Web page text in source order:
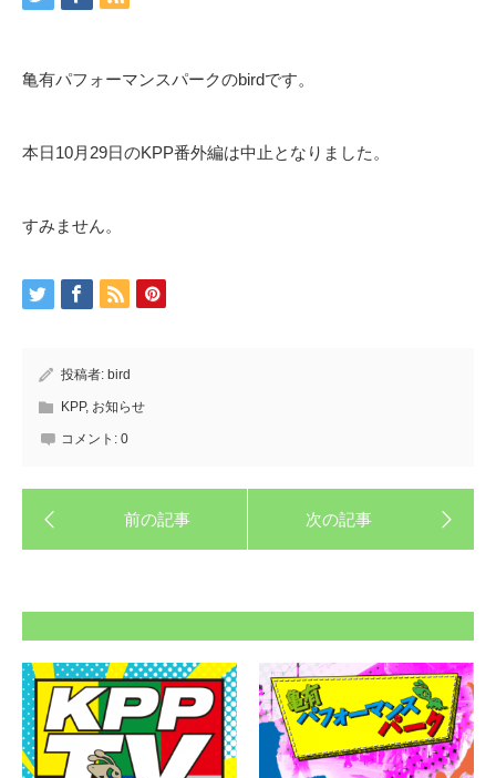
亀有パフォーマンスパークのbirdです。
本日10月29日のKPP番外編は中止となりました。
すみません。
投稿者: bird
KPP, お知らせ
コメント: 0